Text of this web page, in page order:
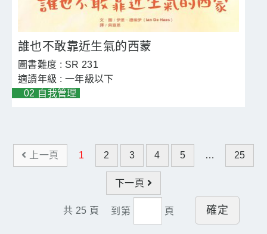
誰也不敢靠近生氣的西蒙
SR 231
一年級以下
02 自我管理
上一頁 1 2 3 4 5 … 25
下一頁
共 25 頁 到第 頁 確定